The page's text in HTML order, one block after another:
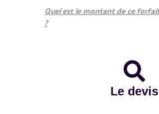
Quel est le montant de ce
?
Le devis